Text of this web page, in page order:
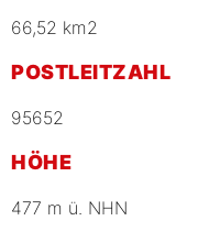
66,52 km2
POSTLEITZAHL
95652
HÖHE
477 m ü. NHN